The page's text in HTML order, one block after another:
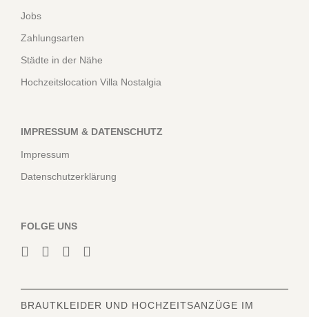
Jobs
Zahlungsarten
Städte in der Nähe
Hochzeitslocation Villa Nostalgia
IMPRESSUM & DATENSCHUTZ
Impressum
Datenschutzerklärung
FOLGE UNS
BRAUTKLEIDER UND HOCHZEITSANZÜGE IM